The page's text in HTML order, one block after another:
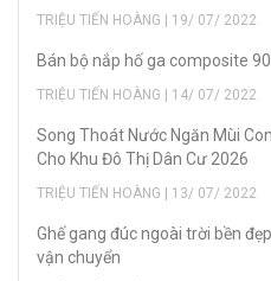
TRIỆU TIẾN HOÀNG | 19/ 07/ 2022
Bán bộ nắp hố ga composite
TRIỆU TIẾN HOÀNG | 14/ 07/ 2022
Song Thoát Nước Ngăn Mùi
Cho Khu Đô Thị Dân Cư 2026
TRIỆU TIẾN HOÀNG | 13/ 07/ 2022
Ghế gang đúc ngoài trời bền
vận chuyển